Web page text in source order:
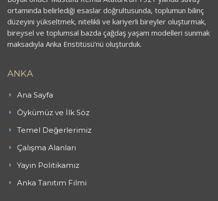
ortamında belirlediği esaslar doğrultusunda, toplumun bilinç
düzeyini yükseltmek, nitelikli ve kariyerli bireyler oluşturmak,
bireysel ve toplumsal bazda çağdaş yaşam modelleri sunmak
maksadıyla Anka Enstitüsü’nü oluşturduk.
ANKA
Ana Sayfa
Öykümüz ve İlk Söz
Temel Değerlerimiz
Çalışma Alanları
Yayın Politikamız
Anka Tanıtım Filmi